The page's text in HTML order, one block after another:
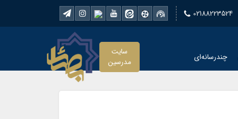
02188223524
چندرسانه‌ای
سایت
مدرسین